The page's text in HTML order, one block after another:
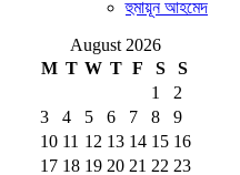
হুমায়ূন আহমেদ
August 2026
M T W T F S
S
1
2
3
4 5 6 7 8
9
10 11 12 13 14 15 16
17 18 19 20 21 22 23